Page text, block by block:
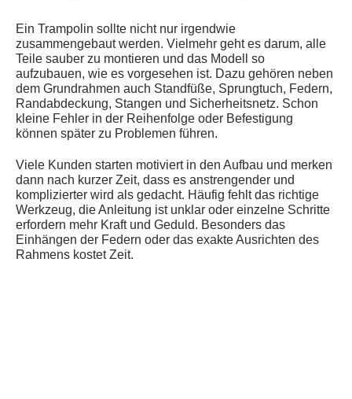
Ein Trampolin sollte nicht nur irgendwie
zusammengebaut werden. Vielmehr geht es darum, alle
Teile sauber zu montieren und das Modell so
aufzubauen, wie es vorgesehen ist. Dazu gehören neben
dem Grundrahmen auch Standfüße, Sprungtuch, Federn,
Randabdeckung, Stangen und Sicherheitsnetz. Schon
kleine Fehler in der Reihenfolge oder Befestigung
können später zu Problemen führen.
Viele Kunden starten motiviert in den Aufbau und merken
dann nach kurzer Zeit, dass es anstrengender und
komplizierter wird als gedacht. Häufig fehlt das richtige
Werkzeug, die Anleitung ist unklar oder einzelne Schritte
erfordern mehr Kraft und Geduld. Besonders das
Einhängen der Federn oder das exakte Ausrichten des
Rahmens kostet Zeit.